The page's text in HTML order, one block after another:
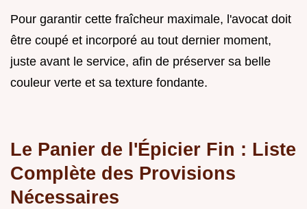
Pour garantir cette fraîcheur maximale, l'avocat doit
être coupé et incorporé au tout dernier moment,
juste avant le service, afin de préserver sa belle
couleur verte et sa texture fondante.
Le Panier de l'Épicier Fin : Liste
Complète des Provisions
Nécessaires